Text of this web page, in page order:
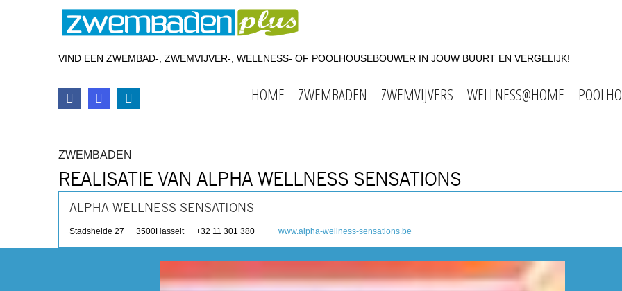
VIND EEN ZWEMBAD-, ZWEMVIJVER-, WELLNESS- OF POOLHOUSEBOUWER IN JOUW BUURT EN VERGELIJK!
HOME ZWEMBADEN ZWEMVIJVERS WELLNESS@HOME
ZWEMBADEN
REALISATIE VAN ALPHA WELLNESS SENSATIONS
ALPHA WELLNESS SENSATIONS
Stadsheide 27 3500Hasselt +32 11 301 380 www.alpha-wellness-sensations.be